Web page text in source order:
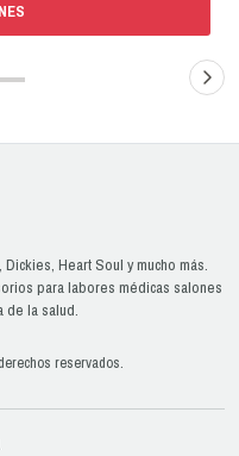
Heart Soul y mucho más.
para labores médicas salones
de la salud.
reservados.